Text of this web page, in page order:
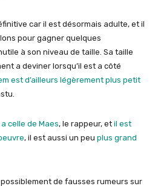
car il est désormais adulte, et il
pour gagner quelques
à son niveau de taille. Sa taille
a deviner lorsqu’il est a côté
est d’ailleurs légèrement plus petit
celle de Maes, le rappeur, et il est
, il est aussi un peu plus grand
de fausses rumeurs sur